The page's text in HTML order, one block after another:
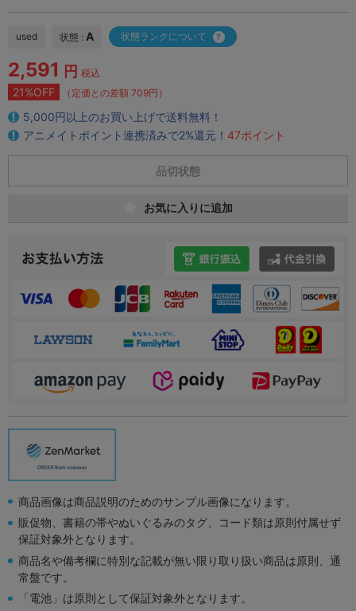
used 状態 : A 状態ランクについて
2,591 円 税込
21%OFF （定価との差額 709円）
5,000円以上のお買い上げで送料無料！
アニメイトポイント連携済みで2%還元！ 47ポイント
品切状態
お気に入りに追加
商品画像は商品説明のためのサンプル画像になります。
販促物、書籍の帯やぬいぐるみのタグ、コード類は原則付属せず
保証対象外となります。
商品名や備考欄に特別な記載が無い限り取り扱い商品は原則、通
常盤です。
「電池」は原則として保証対象外となります。